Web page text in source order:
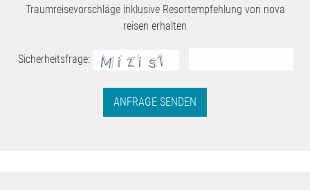
Traumreisevorschläge inklusive Resortempfehlung von nova
reisen erhalten
Sicherheitsfrage:
ANFRAGE SENDEN